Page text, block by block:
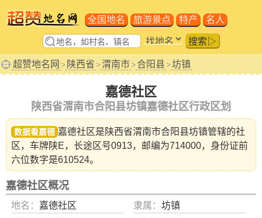
全国地名 旅游景点 特产 名人
搜索▷
超赞地名网 > 陕西省>渭南市>合阳县>坊镇
嘉德社区
陕西省渭南市合阳县坊镇嘉德社区行政区划
数据看嘉德 嘉德社区是陕西省渭南市合阳县坊镇管辖的社
区，车牌陕E，长途区号0913，邮编为714000，身份证前
六位数字是610524。
嘉德社区概况
地名： 嘉德社区 隶属：坊镇